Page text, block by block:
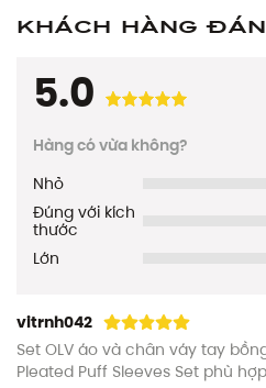
Khách hàng
5.0
Hàng có vừa không?
Nhỏ
Đúng với kích
thước
Lớn
vitrnh042
Set OLV áo và chân váy tay
Pleated Puff Sleeves Set phù